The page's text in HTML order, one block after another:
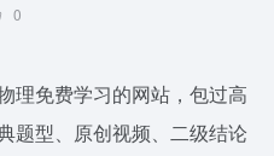
0
理免费学习的网站，包过高
题型、原创视频、二级结论